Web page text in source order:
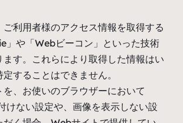
ご利用者様のアクセス情報を取得する
」や「Webビーコン」といった技術
ます。これらにより取得した情報はい
することはできません。
を、お使いのブラウザーにおいて
けない設定や、画像を表示しない設